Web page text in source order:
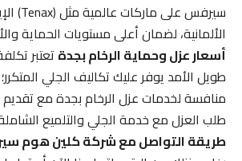
الألمانية، لضمان أعلى مستويات الحماية
أسعار عزل وحماية الرخام بجدةتعتبر تكلفة
طويل الأمد يوفر عليك تكاليف الجلي المتكرر؛
منافسة لخدمات عزل الرخام بجدة مع تقديم
طلب العزل مع خدمة الجلي والتلميع الشاملة.
طريقة التواصل مع شركة كلين هوم